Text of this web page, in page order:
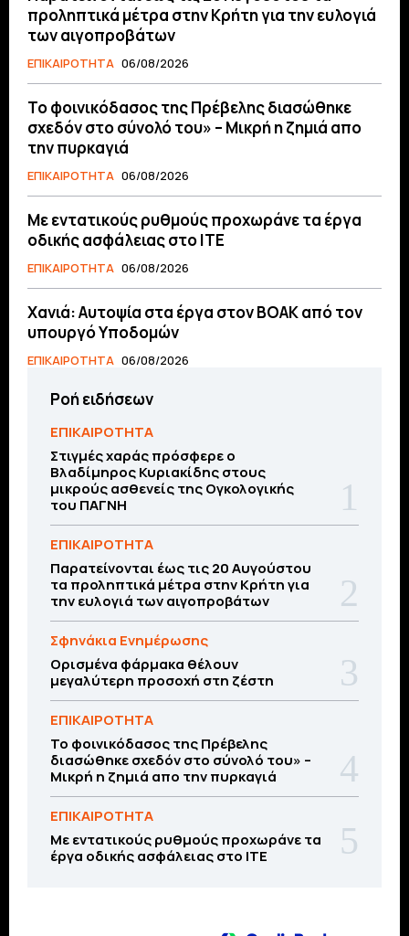
προληπτικά μέτρα στην Κρήτη για την ευλογιά
των αιγοπροβάτων
ΕΠΙΚΑΙΡΟΤΗΤΑ 06/08/2026
Το φοινικόδασος της Πρέβελης διασώθηκε
σχεδόν στο σύνολό του» – Μικρή η ζημιά απο
την πυρκαγιά
ΕΠΙΚΑΙΡΟΤΗΤΑ 06/08/2026
Με εντατικούς ρυθμούς προχωράνε τα έργα
οδικής ασφάλειας στο ΙΤΕ
ΕΠΙΚΑΙΡΟΤΗΤΑ 06/08/2026
Χανιά: Αυτοψία στα έργα στον ΒΟΑΚ από τον
υπουργό Υποδομών
ΕΠΙΚΑΙΡΟΤΗΤΑ 06/08/2026
Ροή ειδήσεων
ΕΠΙΚΑΙΡΟΤΗΤΑ
Στιγμές χαράς πρόσφερε ο
Βλαδίμηρος Κυριακίδης στους
μικρούς ασθενείς της Ογκολογικής
του ΠΑΓΝΗ
ΕΠΙΚΑΙΡΟΤΗΤΑ
Παρατείνονται έως τις 20 Αυγούστου
τα προληπτικά μέτρα στην Κρήτη για
την ευλογιά των αιγοπροβάτων
Σφηνάκια Ενημέρωσης
Ορισμένα φάρμακα θέλουν
μεγαλύτερη προσοχή στη ζέστη
ΕΠΙΚΑΙΡΟΤΗΤΑ
Το φοινικόδασος της Πρέβελης
διασώθηκε σχεδόν στο σύνολό του» –
Μικρή η ζημιά απο την πυρκαγιά
ΕΠΙΚΑΙΡΟΤΗΤΑ
Με εντατικούς ρυθμούς προχωράνε τα
έργα οδικής ασφάλειας στο ΙΤΕ